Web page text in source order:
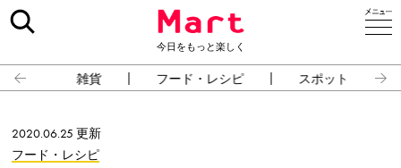
今日をもっと楽しく
雑貨 フード・レシピ スポット
2020.06.25 更新
フード・レシピ